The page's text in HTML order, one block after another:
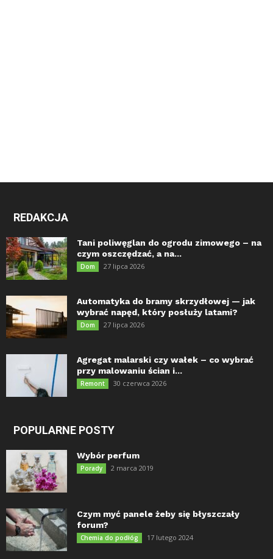
REDAKCJA
Tani poliwęglan do ogrodu zimowego – na
czym oszczędzać, a na...
Dom 27 lipca 2026
Automatyka do bramy skrzydłowej — jak
wybrać napęd, który posłuży latami?
Dom 27 lipca 2026
Agregat malarski czy wałek – co wybrać
przy malowaniu ścian i...
Remont 30 czerwca 2026
POPULARNE POSTY
Wybór perfum
Porady 2 marca 2019
Czym myć panele żeby się błyszczały
forum?
Chemia do podłóg 17 lutego 2024